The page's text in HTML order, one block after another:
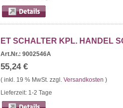
ET SCHALTER KPL. HANDEL
Art.Nr.: 9002546A
55,24 €
( inkl. 19 % MwSt. zzgl.Versandkosten )
Lieferzeit: 1-2 Tage